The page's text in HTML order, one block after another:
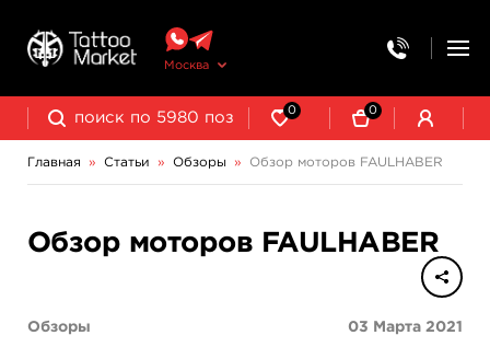
Москва
0 0
Главная » Статьи » Обзоры » Обзор моторов FAULHABER
Обзор моторов FAULHABER
Обзоры 03 Марта 2021